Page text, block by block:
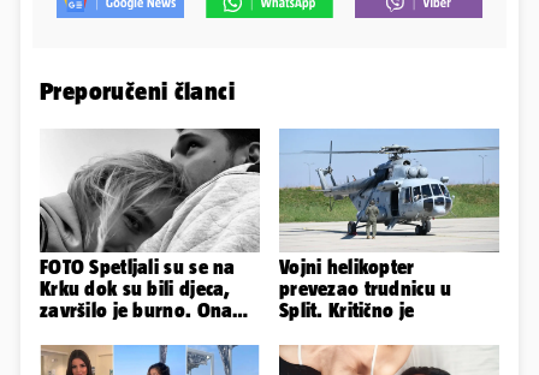
Preporučeni članci
FOTO Spetljali su se na
Krku dok su bili djeca,
završilo je burno. Ona
Vojni helikopter
prevezao trudnicu u
Split. Kritično je